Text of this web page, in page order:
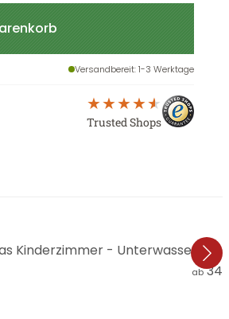
Versandbereit: 1-3 Werktage
Trusted Shops
Kinderzimmer - Unterwasser-
ab